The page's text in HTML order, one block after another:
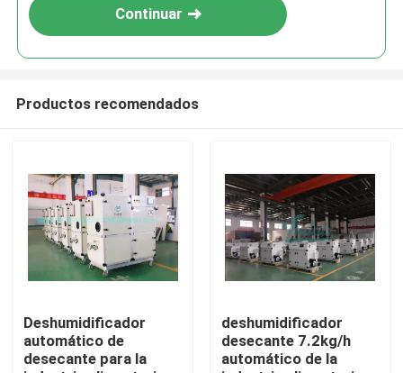
Hogar
Sobre nosotros
Continuar
Productos recomendados
Deshumidificador
automático de
desecante para la
deshumidificador
desecante 7.2kg/h
automático de la